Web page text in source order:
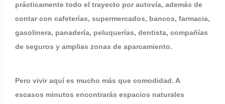
prácticamente todo el trayecto por autovía, además de
contar con cafeterías, supermercados, bancos, farmacia,
gasolinera, panadería, peluquerías, dentista, compañías
de seguros y amplias zonas de aparcamiento.
Pero vivir aquí es mucho más que comodidad. A
escasos minutos encontrarás espacios naturales